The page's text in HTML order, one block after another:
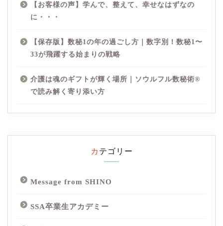
【お客様の声】学んで、整えて、幸せなはずなの
に・・・
【保存版】数秘1の年の過ごし方｜数字別！数秘1〜
33が飛躍する始まりの戦略
介護は魂のギフトが輝く場所｜ソウルフル数秘術®︎
で読み解く寄り添い方
カテゴリー
Message from SHINO
SSA卒業生アカデミー